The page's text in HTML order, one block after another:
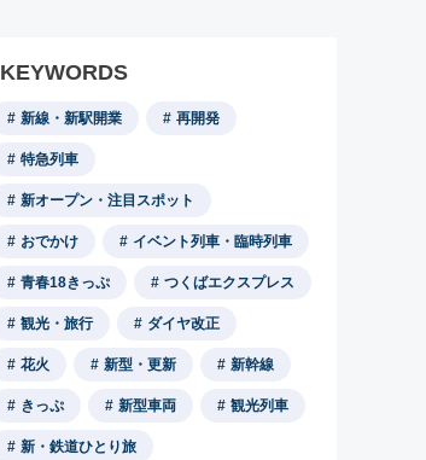
KEYWORDS
新線・新駅開業 再開発
特急列車
新オープン・注目スポット
おでかけ イベント列車・臨時列車
青春18きっぷ つくばエクスプレス
観光・旅行 ダイヤ改正
花火 新型・更新 新幹線
きっぷ 新型車両 観光列車
新・鉄道ひとり旅